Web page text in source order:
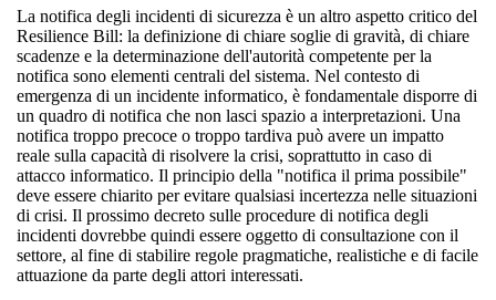
La notifica degli incidenti di sicurezza è un altro aspetto critico del
Resilience Bill: la definizione di chiare soglie di gravità, di chiare
scadenze e la determinazione dell'autorità competente per la
notifica sono elementi centrali del sistema. Nel contesto di
emergenza di un incidente informatico, è fondamentale disporre di
un quadro di notifica che non lasci spazio a interpretazioni. Una
notifica troppo precoce o troppo tardiva può avere un impatto
reale sulla capacità di risolvere la crisi, soprattutto in caso di
attacco informatico. Il principio della "notifica il prima possibile"
deve essere chiarito per evitare qualsiasi incertezza nelle situazioni
di crisi. Il prossimo decreto sulle procedure di notifica degli
incidenti dovrebbe quindi essere oggetto di consultazione con il
settore, al fine di stabilire regole pragmatiche, realistiche e di facile
attuazione da parte degli attori interessati.